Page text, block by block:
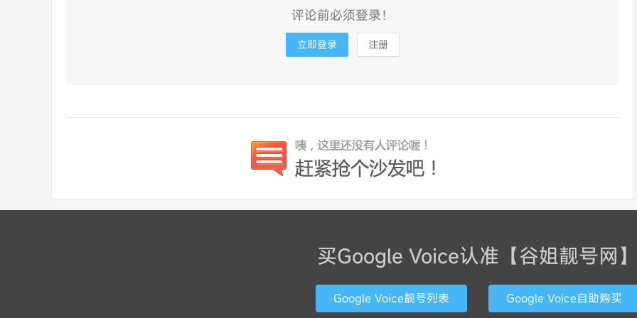
评论前必须登录！
立即登录 注册
买Google Voice认准【谷姐靓号网
Google Voice靓号列表 Google Voice自助购买